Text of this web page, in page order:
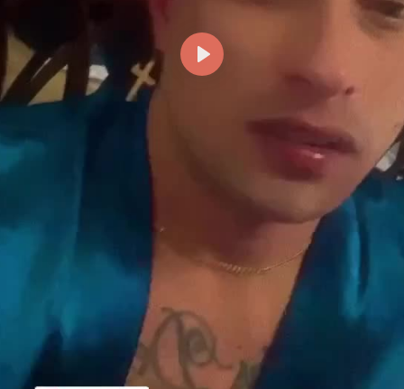
Reproducir